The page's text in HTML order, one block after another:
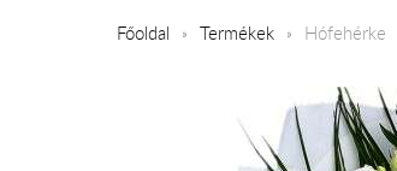
Főoldal Termékek Hófehérke